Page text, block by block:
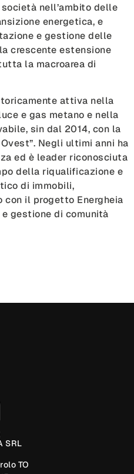
nell’ambito delle
energetica, e
e gestione delle
crescente estensione
la macroarea di
attiva nella
e gas metano e nella
sin dal 2014, con la
Negli ultimi anni ha
ed è leader riconosciuta
della riqualificazione e
di immobili,
il progetto Energheia
gestione di comunità
SRL
TO